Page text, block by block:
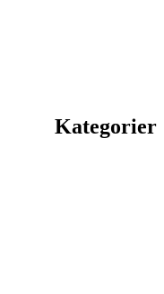
Kategorier